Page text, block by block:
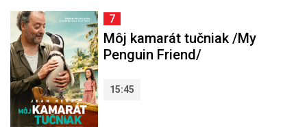
7
Môj kamarát tučniak /My
Penguin Friend/
15:45